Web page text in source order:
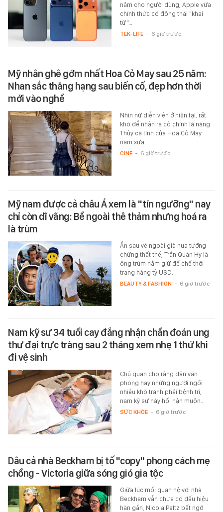
năm cho người dùng, Apple vừa
chính thức có động thái "khai
tử"…
TEK-LIFE - 6 giờ trước
Mỹ nhân ghê gớm nhất Hoa Cỏ May sau 25 năm:
Nhan sắc thăng hạng sau biến cố, đẹp hơn thời
mới vào nghề
Nhìn nữ diễn viên ở hiện tại, rất
khó để nhận ra cô chính là nàng
Thủy cá tính của Hoa Cỏ May
năm xưa.
CINE - 6 giờ trước
Mỹ nam được cả châu Á xem là "tín ngưỡng" nay
chỉ còn dĩ vãng: Bề ngoài thê thảm nhưng hoá ra
là trùm
Ẩn sau vẻ ngoài già nua tưởng
chừng thất thế, Trần Quán Hy là
ông trùm nắm giữ đế chế thời
trang hàng tỷ USD.
BEAUTY & FASHION - 6 giờ trước
Nam kỹ sư 34 tuổi cay đắng nhận chẩn đoán ung
thư đại trực tràng sau 2 tháng xem nhẹ 1 thứ khi
đi vệ sinh
Chủ quan cho rằng dân văn
phòng hay những người ngồi
nhiều khó tránh phải bệnh trĩ,
nam kỹ sư này hối hận muộn…
SỨC KHỎE - 6 giờ trước
Dâu cả nhà Beckham bị tố "copy" phong cách mẹ
chồng - Victoria giữa sóng gió gia tộc
Giữa lúc mối quan hệ với nhà
Beckham vẫn chưa có dấu hiệu
hàn gắn, Nicola Peltz bất ngờ